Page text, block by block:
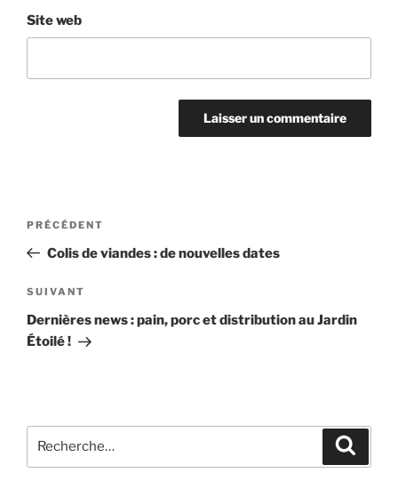
Site web
Navigation
l’article
Article
précédent
PRÉCÉDENT
Colis de viandes : de nouvelles dates
Article
suivant
SUIVANT
Dernières news : pain, porc et distribution au Jardin
Étoilé !
pour